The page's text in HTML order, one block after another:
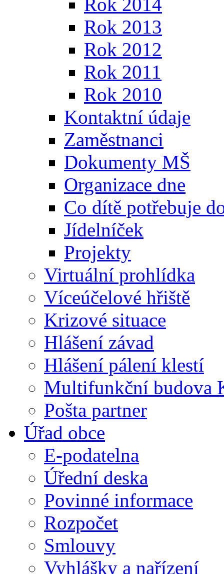
Rok 2013
Rok 2012
Rok 2011
Rok 2010
Kontaktní údaje
Zaměstnanci
Dokumenty MŠ
Organizace dne
Co dítě potřebuje
Jídelníček
Projekty
Virtuální prohlídka
Víceúčelové hřiště
Krizové situace
Hlášení závad
Hlášení pálení klestí
Multifunkční budova
Pošta partner
Úřad obce
E-podatelna
Úřední deska
Povinné informace
Rozpočet
Smlouvy
Vyhlášky a nařízení